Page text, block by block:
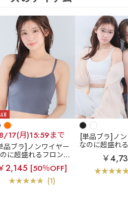
8/17(月)15:59まで
品ブラ]ノンワイヤー
に超盛れるフロント
ックブラ
フロントホ
ク ブラトップ ノンワ
ヤー 超盛ブラ(R) 単品
ブラジャー
2,145 [50％OFF]
(1)
[単品ブラ]ノ
なのに超盛れ
ホックブラ
ントホック
ノンワイヤ
(R) 単品ブ
￥